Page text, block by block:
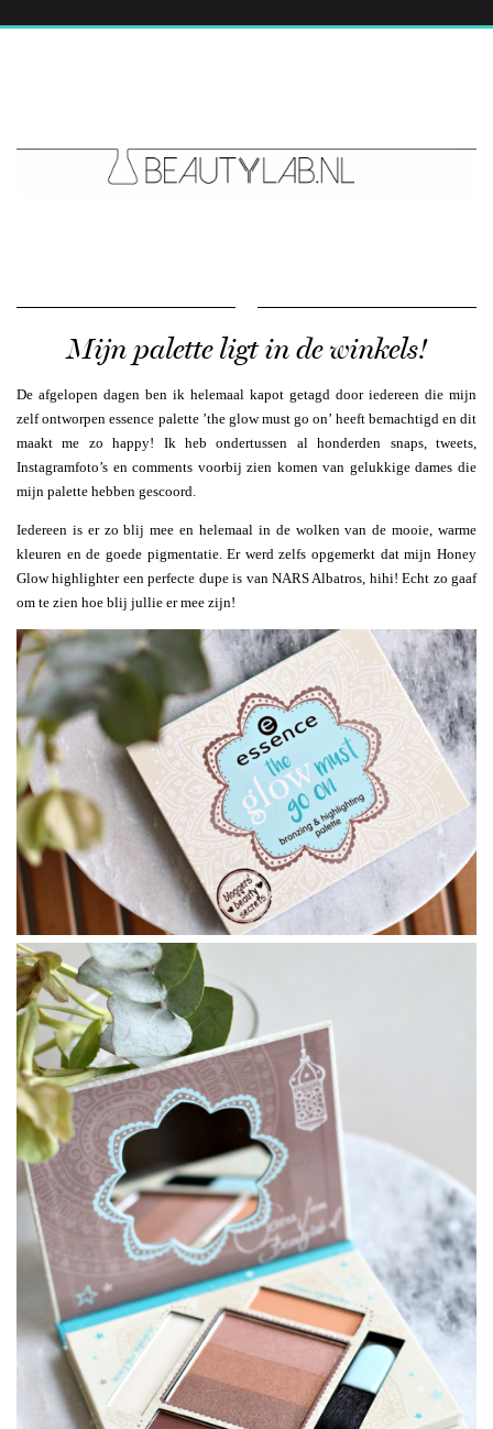
Mijn palette ligt in de winkels!
De afgelopen dagen ben ik helemaal kapot getagd door iedereen die mijn
zelf ontworpen essence palette ’the glow must go on’ heeft bemachtigd en dit
maakt me zo happy! Ik heb ondertussen al honderden snaps, tweets,
Instagramfoto’s en comments voorbij zien komen van gelukkige dames die
mijn palette hebben gescoord.
Iedereen is er zo blij mee en helemaal in de wolken van de mooie, warme
kleuren en de goede pigmentatie. Er werd zelfs opgemerkt dat mijn Honey
Glow highlighter een perfecte dupe is van NARS Albatros, hihi! Echt zo gaaf
om te zien hoe blij jullie er mee zijn!